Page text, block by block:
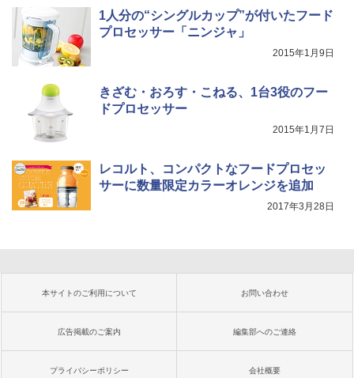
1人分の“シングルカップ”が付いたフード
プロセッサー「ニンジャ」
2015年1月9日
きざむ・おろす・こねる、1台3役のフー
ドプロセッサー
2015年1月7日
レコルト、コンパクトなフードプロセッ
サーに数量限定カラーオレンジを追加
2017年3月28日
本サイトのご利用について お問い合わせ
広告掲載のご案内 編集部へのご連絡
プライバシーポリシー 会社概要